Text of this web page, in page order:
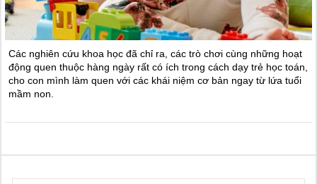
Các nghiên cứu khoa học đã chỉ ra, các trò chơi cùng những hoạt
động quen thuộc hàng ngày rất có ích trong cách dạy trẻ học toán,
cho con mình làm quen với các khái niệm cơ bản ngay từ lứa tuổi
mầm non.